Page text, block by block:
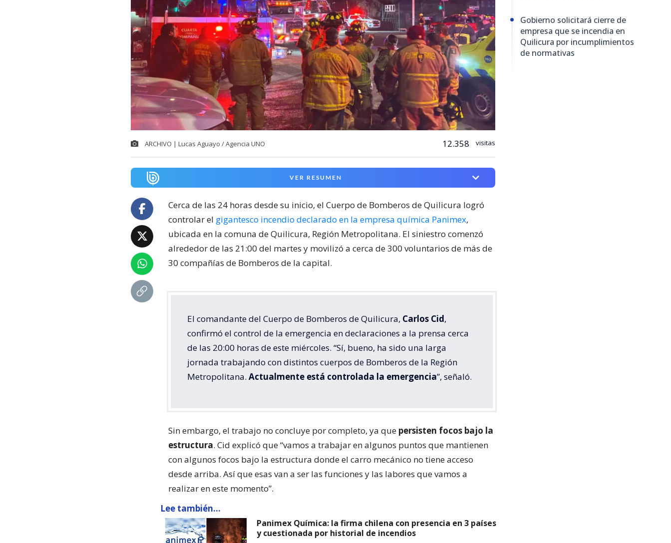
ARCHIVO | Lucas Aguayo / Agencia UNO 12.358 visitas
VER RESUMEN
Cerca de las 24 horas desde su inicio, el Cuerpo de Bomberos de Quilicura logró
controlar el gigantesco incendio declarado en la empresa química Panimex,
ubicada en la comuna de Quilicura, Región Metropolitana. El siniestro comenzó
alrededor de las 21:00 del martes y movilizó a cerca de 300 voluntarios de más de
30 compañías de Bomberos de la capital.
El comandante del Cuerpo de Bomberos de Quilicura, Carlos Cid,
confirmó el control de la emergencia en declaraciones a la prensa cerca
de las 20:00 horas de este miércoles. “Sí, bueno, ha sido una larga
jornada trabajando con distintos cuerpos de Bomberos de la Región
Metropolitana. Actualmente está controlada la emergencia”, señaló.
Sin embargo, el trabajo no concluye por completo, ya que persisten focos bajo la
estructura. Cid explicó que “vamos a trabajar en algunos puntos que mantienen
con algunos focos bajo la estructura donde el carro mecánico no tiene acceso
desde arriba. Así que esas van a ser las funciones y las labores que vamos a
realizar en este momento”.
Lee también...
Panimex Química: la firma chilena con presencia en 3 países
y cuestionada por historial de incendios
Gobierno solicitará cierre de
empresa que se incendia en
Quilicura por incumplimientos
de normativas